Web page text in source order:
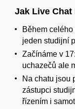
Jak Live
Během
jeden studijní
Začínáme v
uchazečů ale
Na chatu jsou
zástupci
řízením i